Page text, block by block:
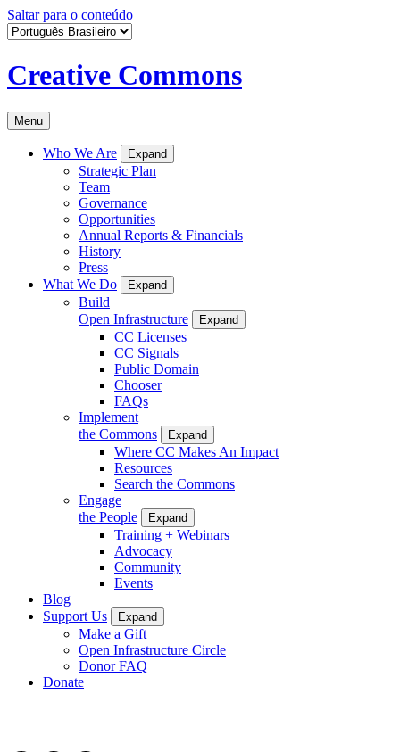
Saltar para o conteúdo
Creative Commons
Menu
Who We Are Expand
Strategic Plan
Team
Governance
Opportunities
Annual Reports & Financials
History
Press
What We Do
Expand
Build
Open Infrastructure
Expand
CC Licenses
CC Signals
Public Domain
Chooser
FAQs
Implement
the Commons
Expand
Where CC Makes An Impact
Resources
Search the Commons
Engage
the People
Expand
Training + Webinars
Advocacy
Community
Events
Blog
Support Us
Expand
Make a Gift
Open Infrastructure Circle
Donor FAQ
Donate